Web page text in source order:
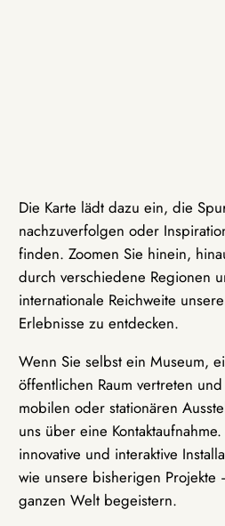
Die Karte lädt dazu ein, die
nachzuverfolgen oder
finden. Zoomen Sie hinein,
durch verschiedene Regionen
internationale Reichweite
Erlebnisse zu entdecken.
Wenn Sie selbst ein Museum,
öffentlichen Raum vertreten
mobilen oder stationären
uns über eine
innovative und interaktive
wie unsere bisherigen
ganzen Welt begeistern.